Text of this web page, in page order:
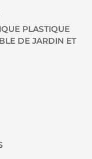
PLASTIQUE
DE JARDIN ET